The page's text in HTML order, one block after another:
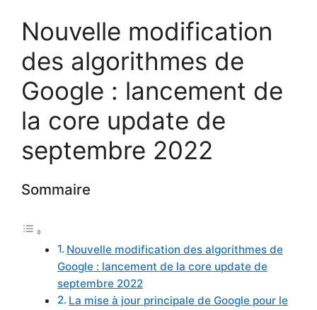
Nouvelle modification
des algorithmes de
Google : lancement de
la core update de
septembre 2022
Sommaire
Nouvelle modification des algorithmes de
Google : lancement de la core update de
septembre 2022
La mise à jour principale de Google pour le